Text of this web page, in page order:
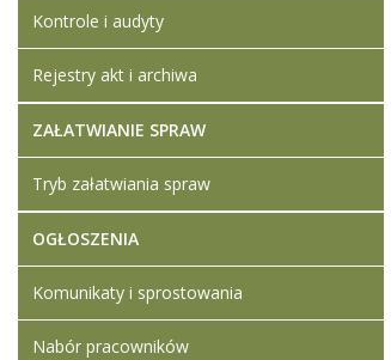
Kontrole i audyty
Rejestry akt i archiwa
ZAŁATWIANIE SPRAW
Tryb załatwiania spraw
OGŁOSZENIA
Komunikaty i sprostowania
Nabór pracowników